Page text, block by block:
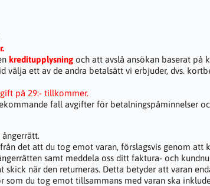
kreditupplysning och att avslå ansökan baserat på
ett av de andra betalsätt vi erbjuder, dvs.
på 29:- tillkommer.
fall avgifter för betalningspåminnelser
det att du tog emot varan, förslagsvis genom att
samt meddela oss ditt faktura- och
när den returneras. Detta betyder att varan
du tog emot tillsammans med varan ska